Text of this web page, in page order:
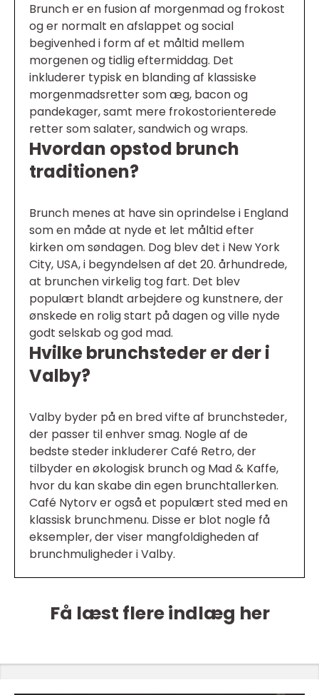
Brunch er en fusion af morgenmad og frokost
og er normalt en afslappet og social
begivenhed i form af et måltid mellem
morgenen og tidlig eftermiddag. Det
inkluderer typisk en blanding af klassiske
morgenmadsretter som æg, bacon og
pandekager, samt mere frokostorienterede
retter som salater, sandwich og wraps.
Hvordan opstod brunch
traditionen?
Brunch menes at have sin oprindelse i England
som en måde at nyde et let måltid efter
kirken om søndagen. Dog blev det i New York
City, USA, i begyndelsen af det 20. århundrede,
at brunchen virkelig tog fart. Det blev
populært blandt arbejdere og kunstnere, der
ønskede en rolig start på dagen og ville nyde
godt selskab og god mad.
Hvilke brunchsteder er der i
Valby?
Valby byder på en bred vifte af brunchsteder,
der passer til enhver smag. Nogle af de
bedste steder inkluderer Café Retro, der
tilbyder en økologisk brunch og Mad & Kaffe,
hvor du kan skabe din egen brunchtallerken.
Café Nytorv er også et populært sted med en
klassisk brunchmenu. Disse er blot nogle få
eksempler, der viser mangfoldigheden af
brunchmuligheder i Valby.
Få læst flere indlæg her